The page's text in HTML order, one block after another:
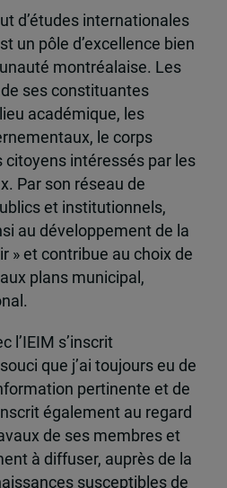
d’études internationales
un pôle d’excellence bien
montréalaise. Les
ses constituantes
académique, les
le corps
citoyens intéressés par les
Par son réseau de
et institutionnels,
au développement de la
» et contribue au choix de
plans municipal,
l’IEIM s’inscrit
que j’ai toujours eu de
pertinente et de
également au regard
de ses membres et
à diffuser, auprès de la
susceptibles de